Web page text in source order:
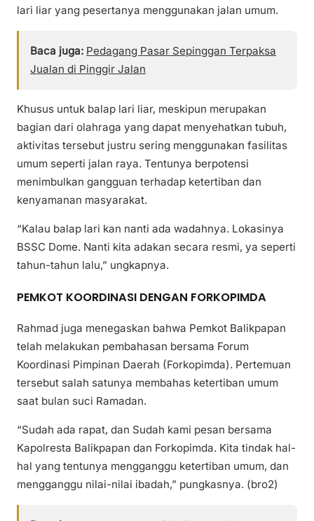
lari liar yang pesertanya menggunakan jalan umum.
Baca juga: Pedagang Pasar Sepinggan Terpaksa
Jualan di Pinggir Jalan
Khusus untuk balap lari liar, meskipun merupakan
bagian dari olahraga yang dapat menyehatkan tubuh,
aktivitas tersebut justru sering menggunakan fasilitas
umum seperti jalan raya. Tentunya berpotensi
menimbulkan gangguan terhadap ketertiban dan
kenyamanan masyarakat.
“Kalau balap lari kan nanti ada wadahnya. Lokasinya
BSSC Dome. Nanti kita adakan secara resmi, ya seperti
tahun-tahun lalu,” ungkapnya.
PEMKOT KOORDINASI DENGAN FORKOPIMDA
Rahmad juga menegaskan bahwa Pemkot Balikpapan
telah melakukan pembahasan bersama Forum
Koordinasi Pimpinan Daerah (Forkopimda). Pertemuan
tersebut salah satunya membahas ketertiban umum
saat bulan suci Ramadan.
“Sudah ada rapat, dan Sudah kami pesan bersama
Kapolresta Balikpapan dan Forkopimda. Kita tindak hal-
hal yang tentunya mengganggu ketertiban umum, dan
mengganggu nilai-nilai ibadah,” pungkasnya. (bro2)